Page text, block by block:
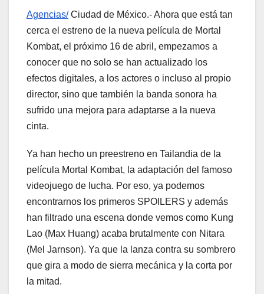
Agencias/Ciudad de México.- Ahora que está tan
cerca el estreno de la nueva película de Mortal
Kombat, el próximo 16 de abril, empezamos a
conocer que no solo se han actualizado los
efectos digitales, a los actores o incluso al propio
director, sino que también la banda sonora ha
sufrido una mejora para adaptarse a la nueva
cinta.
Ya han hecho un preestreno en Tailandia de la
película Mortal Kombat, la adaptación del famoso
videojuego de lucha. Por eso, ya podemos
encontrarnos los primeros SPOILERS y además
han filtrado una escena donde vemos como Kung
Lao (Max Huang) acaba brutalmente con Nitara
(Mel Jarnson). Ya que la lanza contra su sombrero
que gira a modo de sierra mecánica y la corta por
la mitad.